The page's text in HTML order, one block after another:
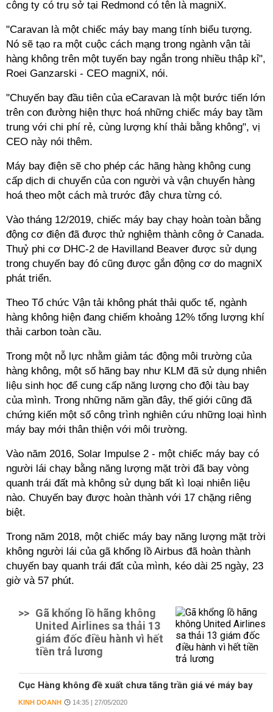
công ty có trụ sở tại Redmond có tên là magniX.
"Caravan là một chiếc máy bay mang tính biểu tượng.
Nó sẽ tạo ra một cuộc cách mạng trong ngành vận tải
hàng không trên một tuyến bay ngắn trong nhiều thập kỉ",
Roei Ganzarski - CEO magniX, nói.
"Chuyến bay đầu tiên của eCaravan là một bước tiến lớn
trên con đường hiện thực hoá những chiếc máy bay tầm
trung với chi phí rẻ, cùng lượng khí thải bằng không", vị
CEO này nói thêm.
Máy bay điện sẽ cho phép các hãng hàng không cung
cấp dịch di chuyển của con người và vận chuyển hàng
hoá theo một cách mà trước đây chưa từng có.
Vào tháng 12/2019, chiếc máy bay chạy hoàn toàn bằng
động cơ điện đã được thử nghiệm thành công ở Canada.
Thuỷ phi cơ DHC-2 de Havilland Beaver được sử dụng
trong chuyến bay đó cũng được gắn động cơ do magniX
phát triển.
Theo Tổ chức Vận tải không phát thải quốc tế, ngành
hàng không hiện đang chiếm khoảng 12% tổng lượng khí
thải carbon toàn cầu.
Trong một nỗ lực nhằm giảm tác động môi trường của
hàng không, một số hãng bay như KLM đã sử dụng nhiên
liệu sinh học để cung cấp năng lượng cho đội tàu bay
của mình. Trong những năm gần đây, thế giới cũng đã
chứng kiến một số công trình nghiên cứu những loại hình
máy bay mới thân thiện với môi trường.
Vào năm 2016, Solar Impulse 2 - một chiếc máy bay có
người lái chạy bằng năng lượng mặt trời đã bay vòng
quanh trái đất mà không sử dụng bất kì loại nhiên liệu
nào. Chuyến bay được hoàn thành với 17 chặng riêng
biệt.
Trong năm 2018, một chiếc máy bay năng lượng mặt trời
không người lái của gã khổng lồ Airbus đã hoàn thành
chuyến bay quanh trái đất của mình, kéo dài 25 ngày, 23
giờ và 57 phút.
>> Gã khổng lồ hãng không
United Airlines sa thải 13
giám đốc điều hành vì hết
tiền trả lương
Cục Hàng không đề xuất chưa tăng trần giá vé máy bay
KINH DOANH 14:35 | 27/05/2020